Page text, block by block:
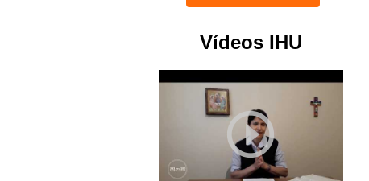
Vídeos IHU
play_circle_outline